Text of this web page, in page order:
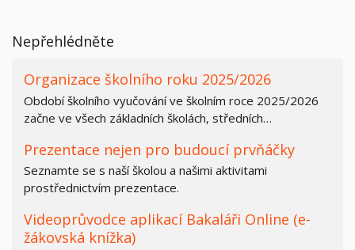
Nepřehlédněte
Organizace školního roku 2025/2026
Období školního vyučování ve školním roce 2025/2026
začne ve všech základních školách, středních…
Prezentace nejen pro budoucí prvňáčky
Seznamte se s naší školou a našimi aktivitami
prostřednictvím prezentace.
Videoprůvodce aplikací Bakaláři Online (e-
žákovská knížka)